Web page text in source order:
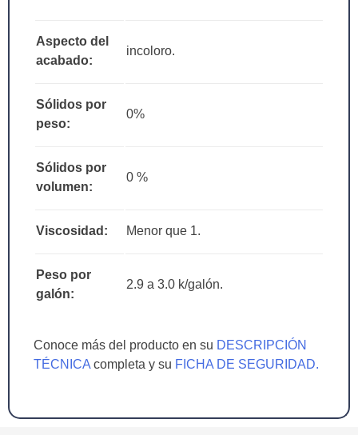
Aspecto del
acabado:
incoloro.
Sólidos por
peso:
0%
Sólidos por
volumen:
0 %
Viscosidad: Menor que 1.
Peso por
galón:
2.9 a 3.0 k/galón.
Conoce más del producto en su DESCRIPCIÓN
TÉCNICA completa y su FICHA DE SEGURIDAD.